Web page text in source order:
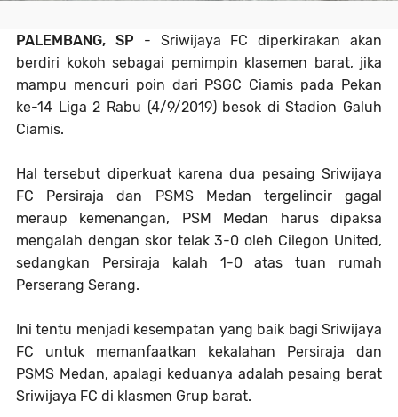
PALEMBANG, SP - Sriwijaya FC diperkirakan akan
berdiri kokoh sebagai pemimpin klasemen barat, jika
mampu mencuri poin dari PSGC Ciamis pada Pekan
ke-14 Liga 2 Rabu (4/9/2019) besok di Stadion Galuh
Ciamis.
Hal tersebut diperkuat karena dua pesaing Sriwijaya
FC Persiraja dan PSMS Medan tergelincir gagal
meraup kemenangan, PSM Medan harus dipaksa
mengalah dengan skor telak 3-0 oleh Cilegon United,
sedangkan Persiraja kalah 1-0 atas tuan rumah
Perserang Serang.
Ini tentu menjadi kesempatan yang baik bagi Sriwijaya
FC untuk memanfaatkan kekalahan Persiraja dan
PSMS Medan, apalagi keduanya adalah pesaing berat
Sriwijaya FC di klasmen Grup barat.